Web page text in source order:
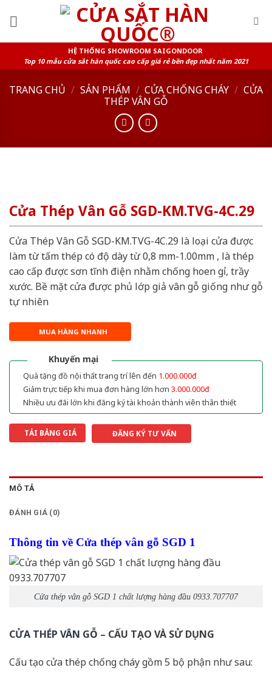
HỆ THỐNG SHOWROOM SAIGONDOOR
Top 10 mẫu cửa sắt hàn quốc cao cấp giá rẻ bền đẹp nhất năm 2021
TRANG CHỦ / SẢN PHẨM / CỬA CHỐNG CHÁY / CỬA
THÉP VÂN GỖ
Cửa Thép Vân Gỗ SGD-KM.TVG-4C.29
Cửa Thép Vân Gỗ SGD-KM.TVG-4C.29 là loại cửa được
làm từ tấm thép có độ dày từ 0,8 mm-1.00mm , là thép
cao cấp được sơn tĩnh điện nhằm chống hoen gỉ, trầy
xước. Bề mặt cửa được phủ lớp giả vân gỗ giống như gỗ
tự nhiên
MUA HÀNG NHANH
Khuyến mại
Quà tặng đồ nội thất trang trí lên đến 1.000.000đ
Giảm trực tiếp khi mua đơn hàng lớn hơn 3.000.000đ
Nhiều ưu đãi lớn khi đăng ký tài khoản thành viên thân thiết
TẢI BẢNG GIÁ ĐĂNG KÝ TƯ VẤN
MÔ TẢ
ĐÁNH GIÁ (0)
Thông tin về Cửa thép vân gỗ SGD 1
Cửa thép vân gỗ SGD 1 chất lượng hàng đầu 0933.707707
CỬA THÉP VÂN GỖ – CẤU TẠO VÀ SỬ DỤNG
Cấu tạo cửa thép chống cháy gồm 5 bộ phận như sau: